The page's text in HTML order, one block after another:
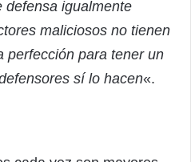
defensa igualmente
maliciosos no tienen
perfección para tener un
sí lo hacen«.